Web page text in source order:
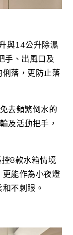
與14公升除濕
手、出風口及
落，更防止落
去頻繁倒水的
及活動把手，
8款水箱情境
能作為小夜燈
不刺眼。